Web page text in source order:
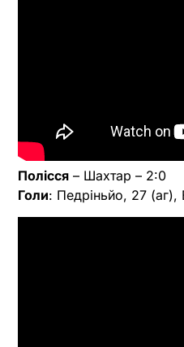
Полісся – Шахтар – 2:0
Голи: Педріньйо, 27 (аг),